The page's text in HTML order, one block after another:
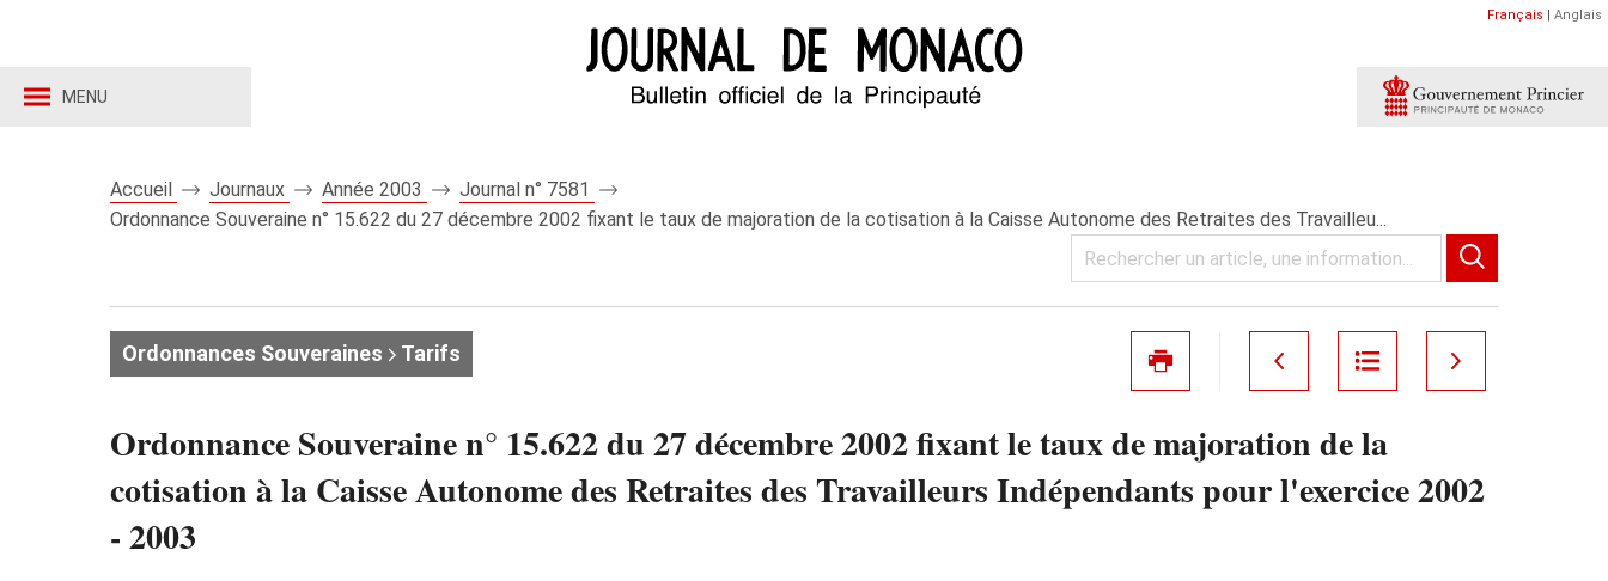
MENU
Français | Anglais
Accueil Journaux Année 2003
Journal n° 7581
Ordonnance Souveraine n° 15.622 du 27 décembre 2002 fixant le taux de majoration de la cotisation à la Caisse Autonome des Retraites des Travailleu...
Ordonnances Souveraines Tarifs
Ordonnance Souveraine n° 15.622 du 27 décembre 2002 fixant le taux de majoration de la
cotisation à la Caisse Autonome des Retraites des Travailleurs Indépendants pour l'exercice 2002
- 2003